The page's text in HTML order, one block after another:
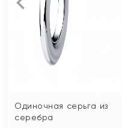
Одиночная серьга из
серебра